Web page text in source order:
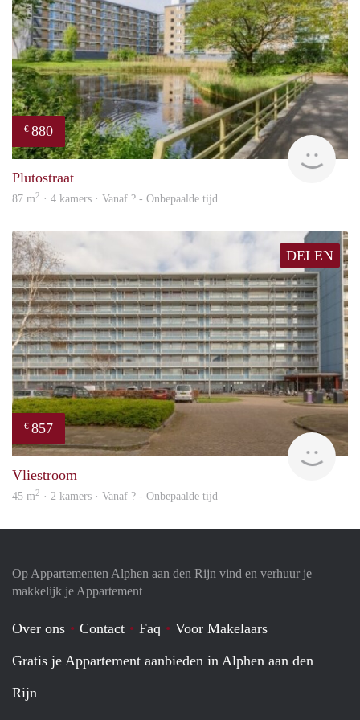
€ 880
Plutostraat
87 m2 · 4 kamers · Vanaf ? - Onbepaalde tijd
DELEN
€ 857
Vliestroom
45 m2 · 2 kamers · Vanaf ? - Onbepaalde tijd
Op Appartementen Alphen aan den Rijn vind en verhuur je
makkelijk je Appartement
Over ons Contact Faq
Voor Makelaars
Gratis je Appartement aanbieden in Alphen aan den
Rijn